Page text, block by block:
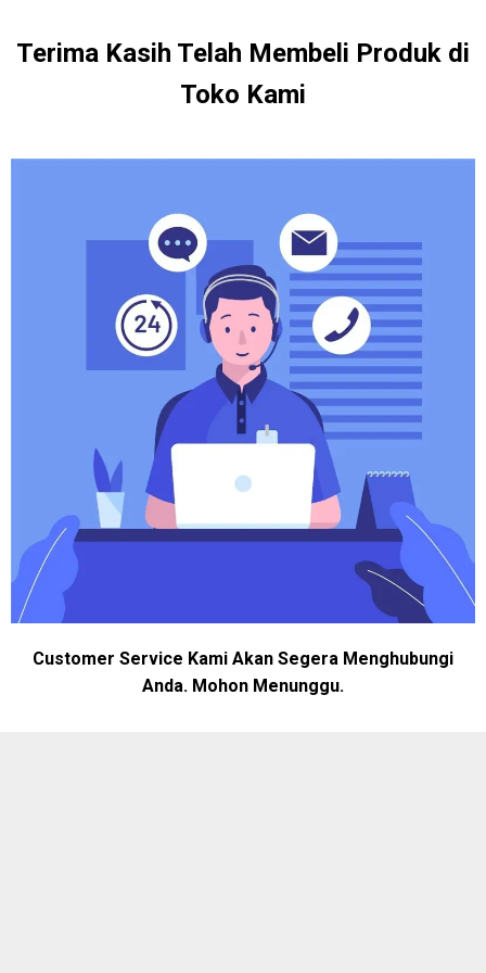
Terima Kasih Telah Membeli Produk di
Toko Kami
Customer Service Kami Akan Segera Menghubungi
Anda. Mohon Menunggu.